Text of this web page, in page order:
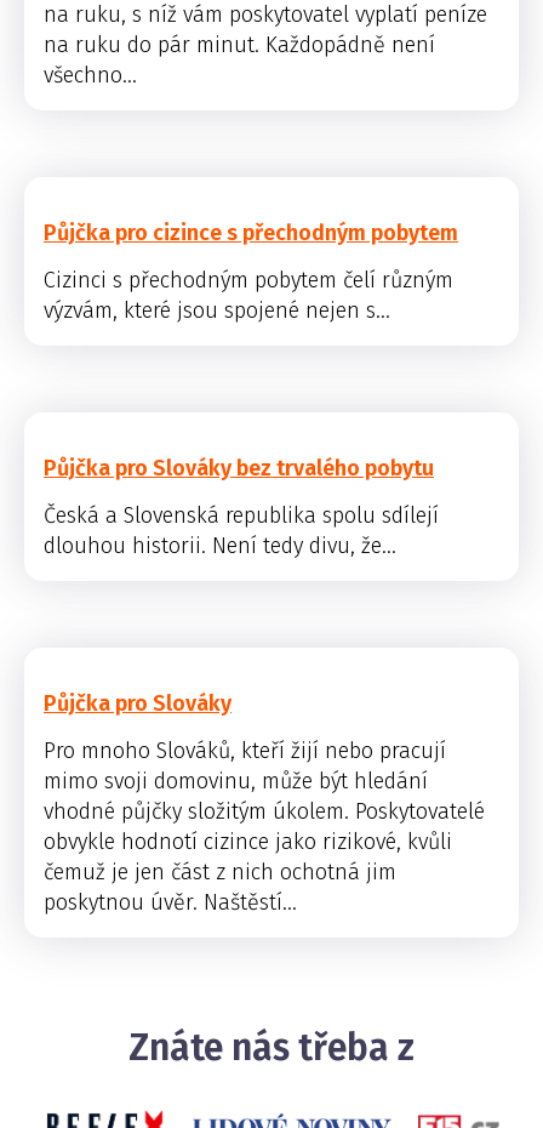
na ruku, s níž vám poskytovatel vyplatí peníze
na ruku do pár minut. Každopádně není
všechno...
Půjčka pro cizince s přechodným pobytem
Cizinci s přechodným pobytem čelí různým
výzvám, které jsou spojené nejen s...
Půjčka pro Slováky bez trvalého pobytu
Česká a Slovenská republika spolu sdílejí
dlouhou historii. Není tedy divu, že...
Půjčka pro Slováky
Pro mnoho Slováků, kteří žijí nebo pracují
mimo svoji domovinu, může být hledání
vhodné půjčky složitým úkolem. Poskytovatelé
obvykle hodnotí cizince jako rizikové, kvůli
čemuž je jen část z nich ochotná jim
poskytnou úvěr. Naštěstí...
Znáte nás třeba z